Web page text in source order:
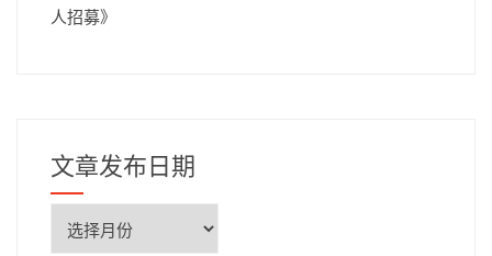
人招募》
文章发布日期